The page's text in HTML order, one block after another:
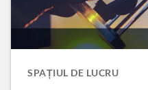
SPAȚIUL DE LUCRU